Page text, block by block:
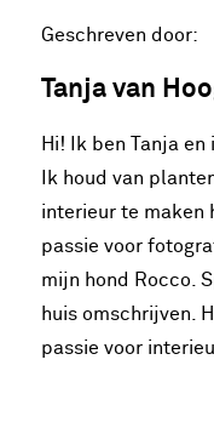
Geschreven door:
Tanja van
Hi! Ik ben Tanja
Ik houd van
interieur te maken
passie voor
mijn hond Rocco.
huis omschrijven.
passie voor